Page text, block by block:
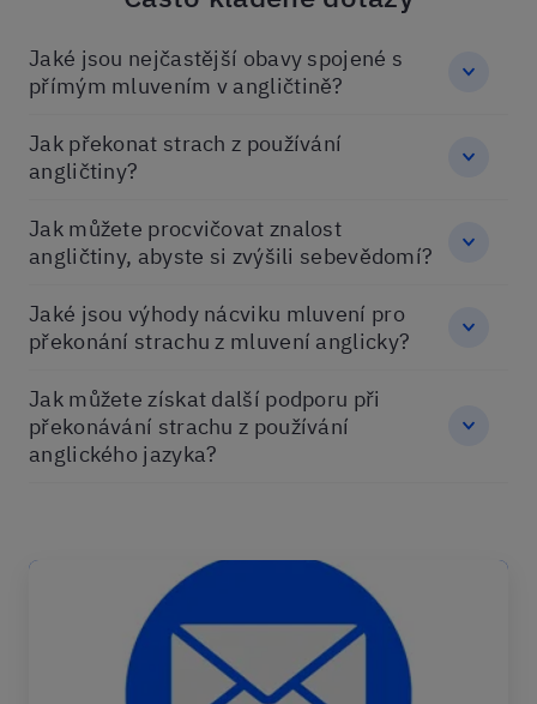
Jaké jsou nejčastější obavy spojené s
přímým mluvením v angličtině?
Jak překonat strach z používání
angličtiny?
Jak můžete procvičovat znalost
angličtiny, abyste si zvýšili sebevědomí?
Jaké jsou výhody nácviku mluvení pro
překonání strachu z mluvení anglicky?
Jak můžete získat další podporu při
překonávání strachu z používání
anglického jazyka?